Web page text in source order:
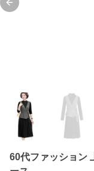
Previous slide
60代ファッション